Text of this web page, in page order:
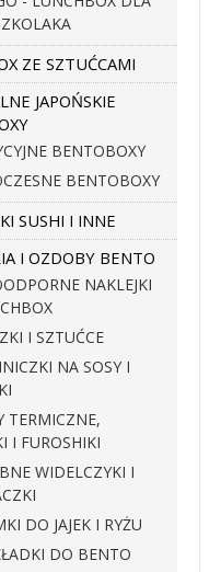
ZE SZTUĆCAMI
JAPOŃSKIE
BENTOBOXY
BENTOBOXY
SUSHI I INNE
I OZDOBY BENTO
NAKLEJKI
I SZTUĆCE
NA SOSY I
TERMICZNE,
I FUROSHIKI
WIDELCZYKI I
DO JAJEK I RYŻU
DO BENTO